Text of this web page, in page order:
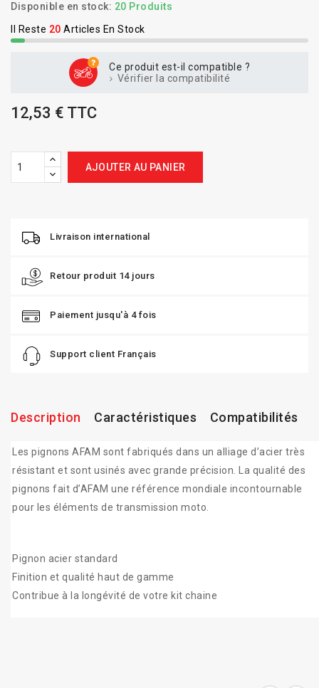
Disponible en stock: 20 Produits
Il Reste 20 Articles En Stock
Ce produit est-il compatible ?
Vérifier la compatibilité
12,53 € TTC
AJOUTER AU PANIER
Livraison international
Retour produit 14 jours
Paiement jusqu'à 4 fois
Support client Français
Description Caractéristiques Compatibilités
Les pignons AFAM sont fabriqués dans un alliage d’acier très
résistant et sont usinés avec grande précision. La qualité des
pignons fait d’AFAM une référence mondiale incontournable
pour les éléments de transmission moto.
Pignon acier standard
Finition et qualité haut de gamme
Contribue à la longévité de votre kit chaine